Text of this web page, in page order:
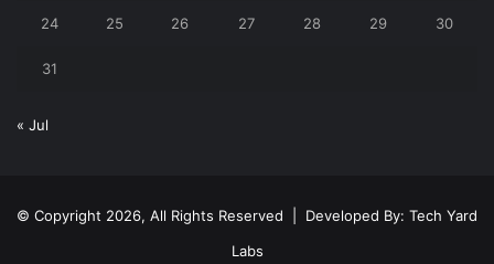
24 25 26 27 28 29 30
31
« Jul
© Copyright 2026, All Rights Reserved | Developed By: Tech Yard
Labs